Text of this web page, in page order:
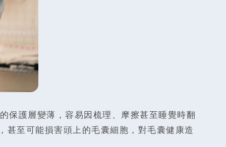
保護層變薄，容易因梳理、摩擦甚至睡覺時翻
甚至可能損害頭上的毛囊細胞，對毛囊健康造